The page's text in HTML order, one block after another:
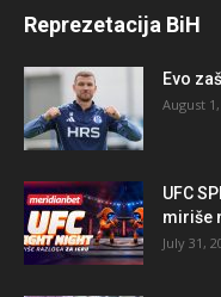
Reprezetacija BiH
Evo
August
UFC
miriše
July 31,